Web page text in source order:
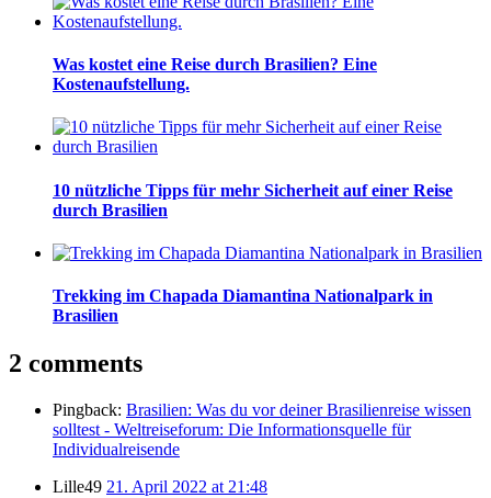
Was kostet eine Reise durch Brasilien? Eine
Kostenaufstellung.
10 nützliche Tipps für mehr Sicherheit auf einer Reise
durch Brasilien
Trekking im Chapada Diamantina Nationalpark in
Brasilien
2 comments
Pingback: Brasilien: Was du vor deiner Brasilienreise wissen
solltest - Weltreiseforum: Die Informationsquelle für
Individualreisende
Lille49 21. April 2022 at 21:48